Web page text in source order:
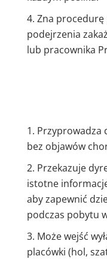
Zna
podejrzenia
lub pracownika
Przyprowadza
bez objawów
Przekazuje
istotne
aby zapewnić
podczas pobytu
Może wejść
placówki (hol,